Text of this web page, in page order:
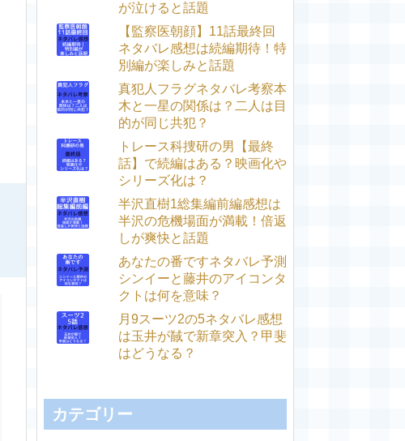
が泣けると話題
【監察医朝顔】11話最終回
ネタバレ感想は続編期待！特
別編が楽しみと話題
真犯人フラグネタバレ考察本
木と一星の関係は？二人は目
的が同じ共犯？
トレース科捜研の男【最終
話】で続編はある？映画化や
シリーズ化は？
半沢直樹1総集編前編感想は
半沢の危機場面が満載！倍返
しが爽快と話題
あなたの番ですネタバレ予測
シンイーと藤井のアイコンタ
クトは何を意味？
月9スーツ2の5ネタバレ感想
は玉井が馘で新章突入？甲斐
はどうなる？
カテゴリー